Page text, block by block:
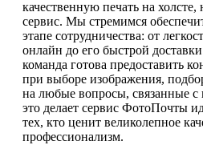
качественную печать на
сервис. Мы стремимся
этапе сотрудничества: от
онлайн до его быстрой
команда готова предоставить
при выборе изображения,
на любые вопросы, связанные с
это делает сервис ФотоПочты
тех, кто ценит великолепное
профессионализм.